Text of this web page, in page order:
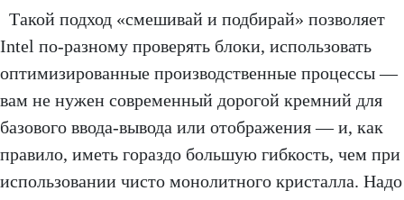
Такой подход «смешивай и подбирай» позволяет
Intel по-разному проверять блоки, использовать
оптимизированные производственные процессы —
вам не нужен современный дорогой кремний для
базового ввода-вывода или отображения — и, как
правило, иметь гораздо большую гибкость, чем при
использовании чисто монолитного кристалла. Надо